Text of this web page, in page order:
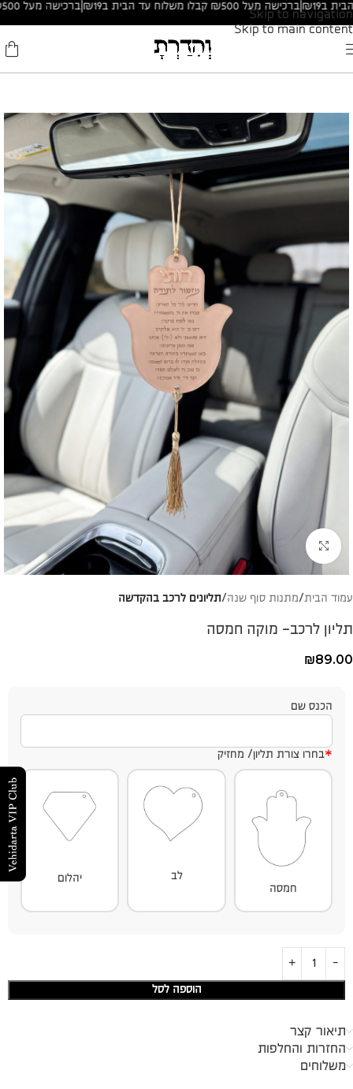
Skip to navigation
Skip to main content
ברכישה מעל ₪500 קבלו משלוח עד הבית ב₪19| ברכישה מעל ₪500 קבלו משלוח עד הבית ב₪19|
להגדלת התמונה
עמוד הבית מתנות סוף שנה תליונים לרכב בהקדשה
תליון לרכב- מוקה חמסה
₪89.00
הכנס שם
*בחרו צורת תליון/ מחזיק
חמסה
לב יהלום
הוספה לסל
תיאור קצר
החזרות והחלפות
משלוחים